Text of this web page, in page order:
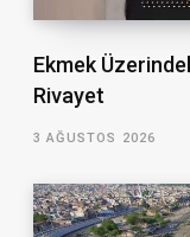
Ekmek
Rivayet
3 AĞUSTOS 2026